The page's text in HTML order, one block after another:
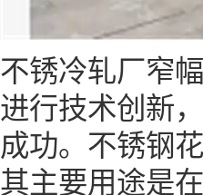
不锈冷轧厂窄
进行技术创新
成功。不锈钢
其主要用途是